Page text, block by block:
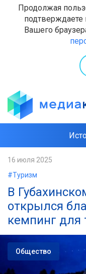
Продолжая
подтверждаете
Вашего
16 июля 2025
#Туризм
В
открылся
кемпинг для
Общество